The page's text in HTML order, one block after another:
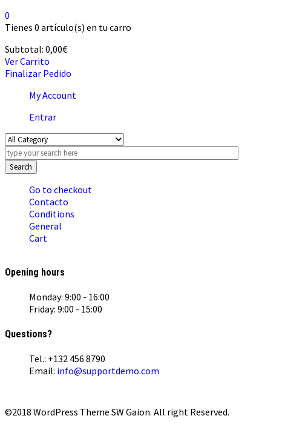
0
Tienes 0 artículo(s) en tu carro
Subtotal: 0,00€
Ver Carrito
Finalizar Pedido
My Account
Entrar
Search
Go to checkout
Contacto
Conditions
General
Cart
Opening hours
Monday: 9:00 - 16:00
Friday: 9:00 - 15:00
Questions?
Tel.: +132 456 8790
Email: info@supportdemo.com
©2018 WordPress Theme SW Gaion. All right Reserved.